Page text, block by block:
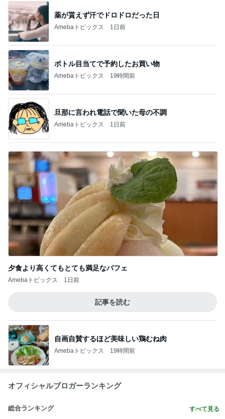
薬が貰えず汗でドロドロだった日
Amebaトピックス 1日前
ボトル目当てで予約したお買い物
Amebaトピックス 19時間前
旦那に言われ電話で聞いた母の不調
Amebaトピックス 1日前
夕食より高くてもとても満足なパフェ
Amebaトピックス 1日前
記事を読む
自画自賛するほど美味しい鶏むね肉
Amebaトピックス 19時間前
オフィシャルブロガーランキング
総合ランキング すべて見る